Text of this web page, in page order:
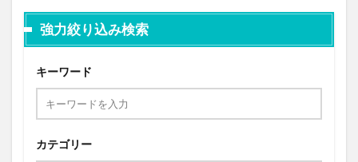
強力絞り込み検索
キーワード
カテゴリー